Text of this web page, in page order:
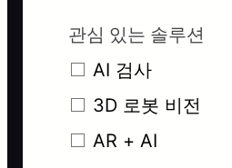
관심 있는 솔루션
AI 검사
3D 로봇 비전
AR + AI